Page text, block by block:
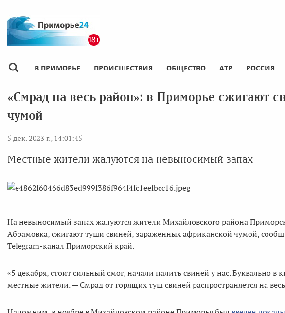
В ПРИМОРЬЕ ПРОИСШЕСТВИЯ ОБЩЕСТВО АТР РОССИЯ
«Смрад на весь район»: в Приморье сжигают
чумой
5 дек. 2023 г., 14:01:45
Местные жители жалуются на невыносимый запах
На невыносимый запах жалуются жители Михайловского района
Абрамовка, сжигают туши свиней, зараженных африканской чумой,
Telegram-канал Приморский край.
«5 декабря, стоит сильный смог, начали палить свиней у нас. Буквально в
местные жители. — Смрад от горящих туш свиней распространяется на